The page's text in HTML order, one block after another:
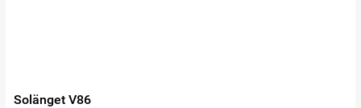
Solänget V86